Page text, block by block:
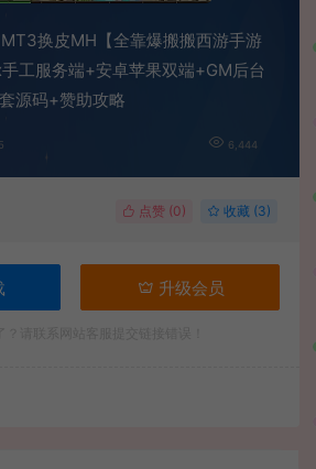
MT3换皮MH【全靠爆搬搬西游手游
工服务端+安卓苹果双端+GM后台
源码+赞助攻略
6,444
点赞 (0) 收藏 (3)
升级会员